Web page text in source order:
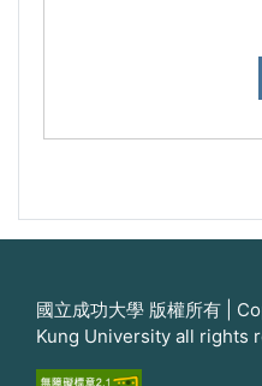
國立成功大學 版權所有 |
Kung University all rights